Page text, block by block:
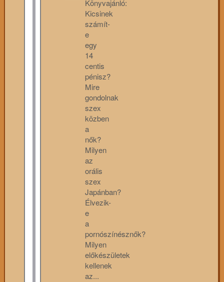
Könyvajánló:
Kicsinek
számít-
e
egy
14
centis
pénisz?
Mire
gondolnak
szex
közben
a
nők?
Milyen
az
orális
szex
Japánban?
Élvezik-
e
a
pornószínésznők?
Milyen
előkészületek
kellenek
az...